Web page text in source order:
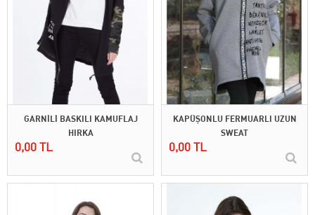
GARNİLİ BASKILI KAMUFLAJ
HIRKA
0,00 TL
KAPÜŞONLU FERMUARLI UZUN
SWEAT
0,00 TL